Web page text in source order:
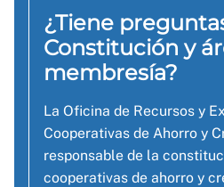
¿Tiene
Constitución y
membresía?
La Oficina de Recursos y
Cooperativas de Ahorro y
responsable de la
cooperativas de ahorro y